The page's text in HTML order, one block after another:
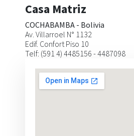
Casa Matriz
COCHABAMBA - Bolivia
Av. Villarroel N° 1132
Edif. Confort Piso 10
Telf: (591 4) 4485156 - 4487098
Sucursal
SANTA CRUZ - BOLIVIA
Calle Libertad esq. Cañada Strongest
Edif. Plaza Libertad - Of. 234
Telf: (591 3) 3303796